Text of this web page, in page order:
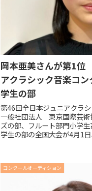
岡本亜美さんが第1
アクラシック音楽コ
学生の部
第46回全日本ジュニアクラ
一般社団法人 東京国際芸術
ズの部、フルート部門小学
学生の部の全国大会が4月1
コンクールオーディション